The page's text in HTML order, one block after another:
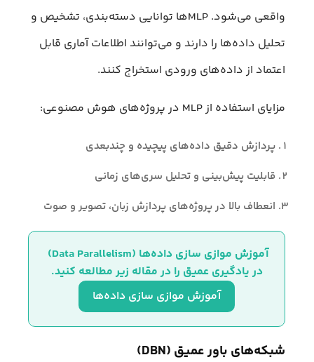
واقعی می‌شود. MLPها توانایی دسته‌بندی، تشخیص و
تحلیل داده‌ها را دارند و می‌توانند اطلاعات آماری قابل
اعتماد از داده‌های ورودی استخراج کنند.
مزایای استفاده از MLP در پروژه‌های هوش مصنوعی:
پردازش دقیق داده‌های پیچیده و چندبعدی
قابلیت پیش‌بینی و تحلیل سری‌های زمانی
انعطاف بالا در پروژه‌های پردازش زبان، تصویر و صوت
آموزش موازی‌ سازی داده‌ها (Data Parallelism)
در یادگیری عمیق را در مقاله زیر مطالعه کنید.
آموزش موازی‌ سازی داده‌ها
شبکه‌های باور عمیق (DBN)